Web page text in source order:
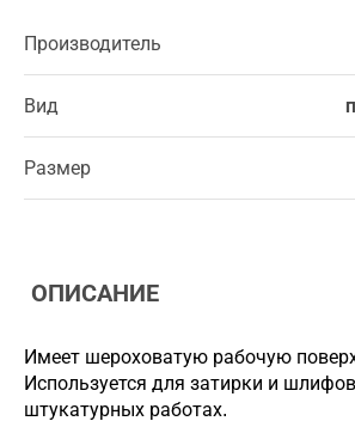
Производитель
Вид
Размер
ОПИСАНИЕ
Имеет шероховатую рабочую
Используется для затирки и
штукатурных работах.